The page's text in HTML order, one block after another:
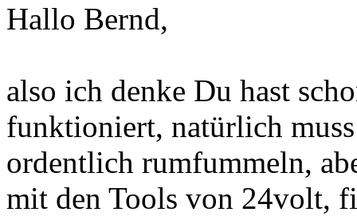
Hallo Bernd,
also ich denke Du hast
funktioniert, natürlich
ordentlich rumfummeln,
mit den Tools von 24volt,